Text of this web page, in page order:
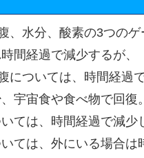
、水分、酸素の3つのゲ
間経過で減少するが、
については、時間経過
宇宙食や食べ物で回復。
ては、時間経過で減少
ては、外にいる場合